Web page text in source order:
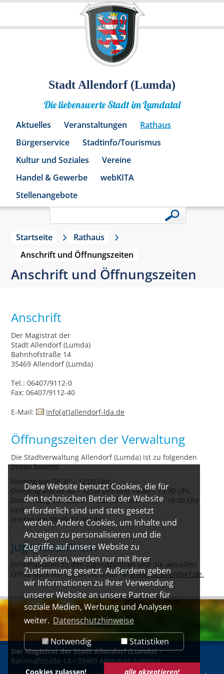
Diese Website benutzt Cookies, die für
den technischen Betrieb der Website
erforderlich sind und stets gesetzt
werden. Andere Cookies, um Inhalte und
Anzeigen zu personalisieren und die
Zugriffe auf unsere Website zu
analysieren, werden nur mit Ihrer
Zustimmung gesetzt. Außerdem geben
wir Informationen zu Ihrer Verwendung
unserer Website an unsere Partner für
soziale Medien, Werbung und Analysen
weiter. Datenschutzhinweise
Notwendig
Statistiken
Cookies zulassen! alle akzeptieren!
Stadt Allendorf (Lumda)
Die liebenswerte Stadt im Lumdatal
Aktuelles Veranstaltungen
Rathaus
Bürgerservice
Stadtinfo/Tourismus
Kultur und Soziales
Vereine
Handel & Gewerbe
webKITA
Stellenangebote
Startseite
Rathaus
Anschrift und Öffnungszeiten
Anschrift und Öffnungszeiten
Anschrift
Der Magistrat der
Stadt Allendorf (Lumda)
Bahnhofstraße 14
35469 Allendorf (Lumda)
Tel.: 06407/9112-0
Fax: 06407/9112-40
E-Mail: info[at]allendorf-lda.de
Öffnungszeiten der Verwaltung
Die Stadtverwaltung Allendorf (Lumda) ist zu folgenden
Zeiten besetzt:
Montag von 08:30 – 12:00 Uhr,
Dienstag von 08:30 – 12:00 Uhr und 14:00 – 15:30 Uhr,
Donnerstag von 08:30 – 12:00 Uhr und 14:00 – 18:00 Uhr
und
Freitag von 08:30-12:00 Uhr.
Jugendzentrum
Informationen zu den Jugendzentren und die aktuellen
Öffnungszeiten finden Sie unter
www.juz-allendorf.de.
Der Magistrat der Stadt Allendorf (Lumda)•
Bahnhofstraße 14 • 35469 Allendorf (Lumda)